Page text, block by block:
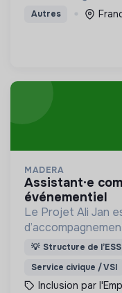
et génétique du
Autres
MADERA
assistant·e communication &
événementiel
Le Projet Ali Jan
professionnelle
protection
ruraux et
💡 Structure de l’ESS
Service civique / VSI
Inclusion par